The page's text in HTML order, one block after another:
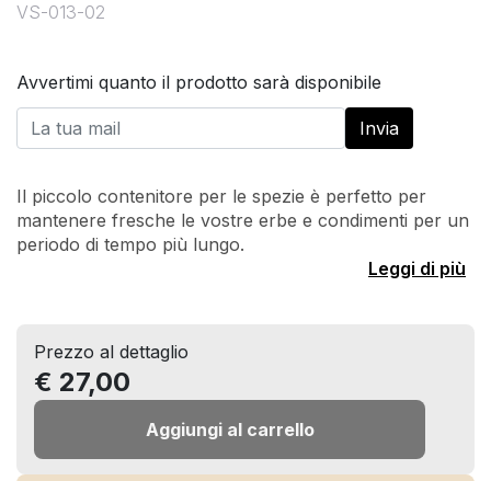
VS-013-02
Avvertimi quanto il prodotto sarà disponibile
Il piccolo contenitore per le spezie è perfetto per
mantenere fresche le vostre erbe e condimenti per un
periodo di tempo più lungo.
Leggi di più
Prezzo al dettaglio
€ 27,00
Aggiungi al carrello